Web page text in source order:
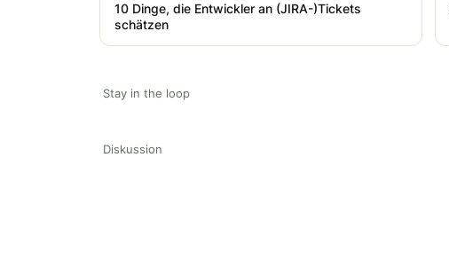
10 Dinge, die Entwickler an (JIRA-)Tickets
schätzen
Stay in the loop
Diskussion